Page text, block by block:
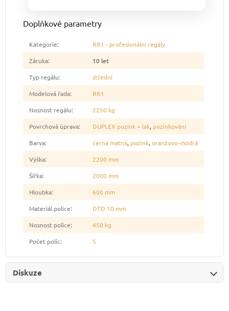
Doplňkové parametry
Kategorie:
RR1 - profesionální regály
Záruka:
10 let
Typ regálu:
střední
Modelová řada:
RR1
Nosnost regálu:
2250 kg
Povrchová úprava: DUPLEX pozink + lak, pozinkování
Barva: černá matná, pozink, oranžovo-modrá
Výška:
2200 mm
Šířka:
2000 mm
Hloubka:
600 mm
Materiál police:
DTD 10 mm
Nosnost police:
450 kg
Počet polic: 5
Diskuze